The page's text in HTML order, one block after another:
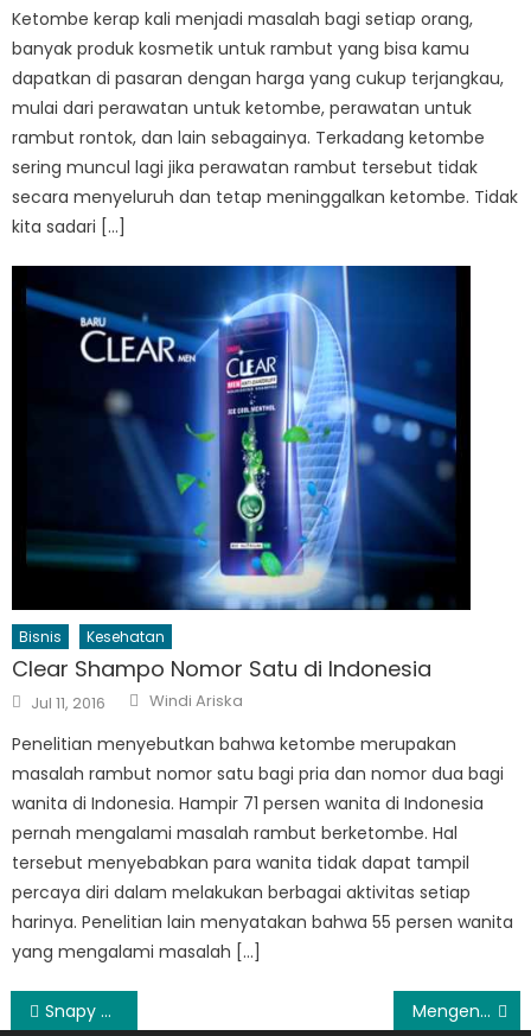
Ketombe kerap kali menjadi masalah bagi setiap orang,
banyak produk kosmetik untuk rambut yang bisa kamu
dapatkan di pasaran dengan harga yang cukup terjangkau,
mulai dari perawatan untuk ketombe, perawatan untuk
rambut rontok, dan lain sebagainya. Terkadang ketombe
sering muncul lagi jika perawatan rambut tersebut tidak
secara menyeluruh dan tetap meninggalkan ketombe. Tidak
kita sadari […]
Bisnis Kesehatan
Clear Shampo Nomor Satu di Indonesia
Posted
on
Jul 11, 2016 Author
Windi Ariska
Penelitian menyebutkan bahwa ketombe merupakan
masalah rambut nomor satu bagi pria dan nomor dua bagi
wanita di Indonesia. Hampir 71 persen wanita di Indonesia
pernah mengalami masalah rambut berketombe. Hal
tersebut menyebabkan para wanita tidak dapat tampil
percaya diri dalam melakukan berbagai aktivitas setiap
harinya. Penelitian lain menyatakan bahwa 55 persen wanita
yang mengalami masalah […]
Post
Snapy Jasa Neon Box Terbaik Mengenal Aritco Platform Lifts Dari Reycom